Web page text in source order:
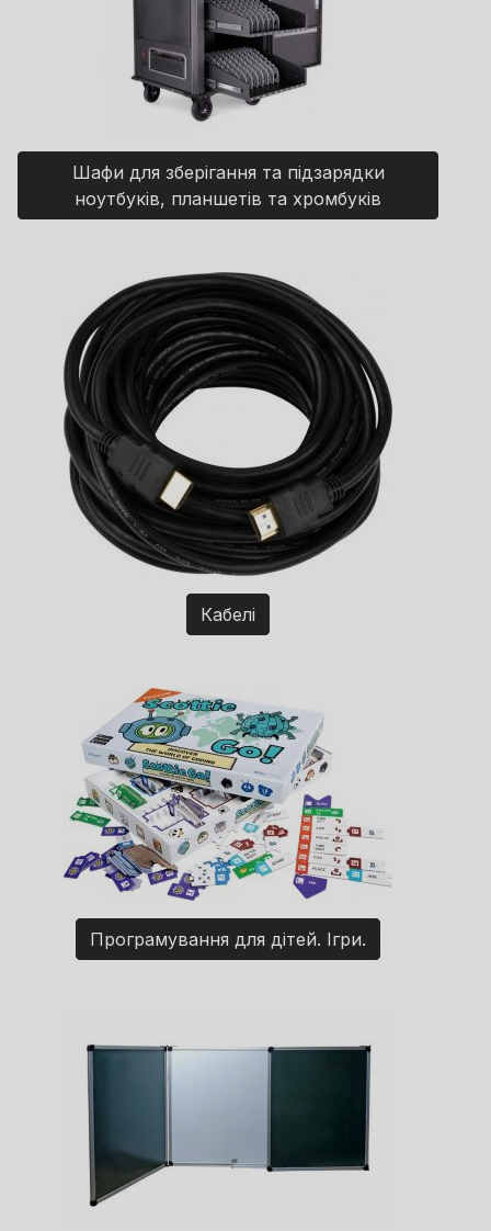
Шафи для зберігання та підзарядки
ноутбуків, планшетів та хромбуків
Кабелі
Програмування для дітей. Ігри.